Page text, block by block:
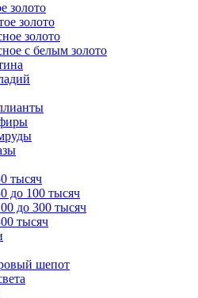
золото
золото
золото
с белым золото
тысяч
до 100 тысяч
до 300 тысяч
тысяч
шепот